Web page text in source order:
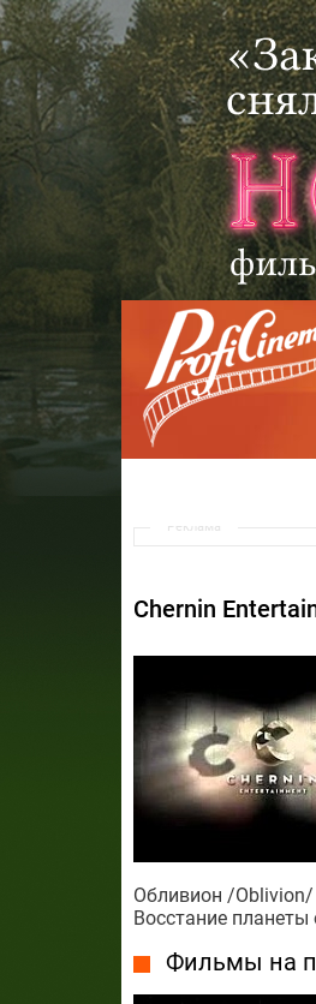
Реклама
Chernin
Обливион /Oblivion/
Восстание
Фильмы на